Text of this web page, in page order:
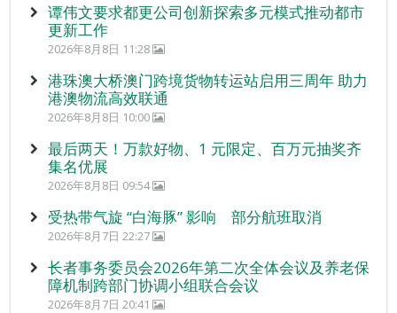
谭伟文要求都更公司创新探索多元模式推动都市
更新工作
2026年8月8日 11:28
港珠澳大桥澳门跨境货物转运站启用三周年 助力
港澳物流高效联通
2026年8月8日 10:00
最后两天！万款好物、1 元限定、百万元抽奖齐
集名优展
2026年8月8日 09:54
受热带气旋 “白海豚” 影响 部分航班取消
2026年8月7日 22:27
长者事务委员会2026年第二次全体会议及养老保
障机制跨部门协调小组联合会议
2026年8月7日 20:41